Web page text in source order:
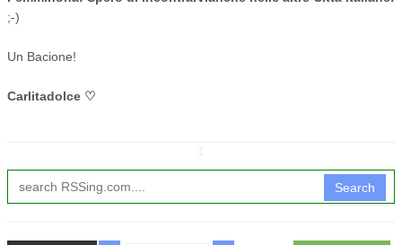
;-)
Un Bacione!
Carlitadolce ♡
Search